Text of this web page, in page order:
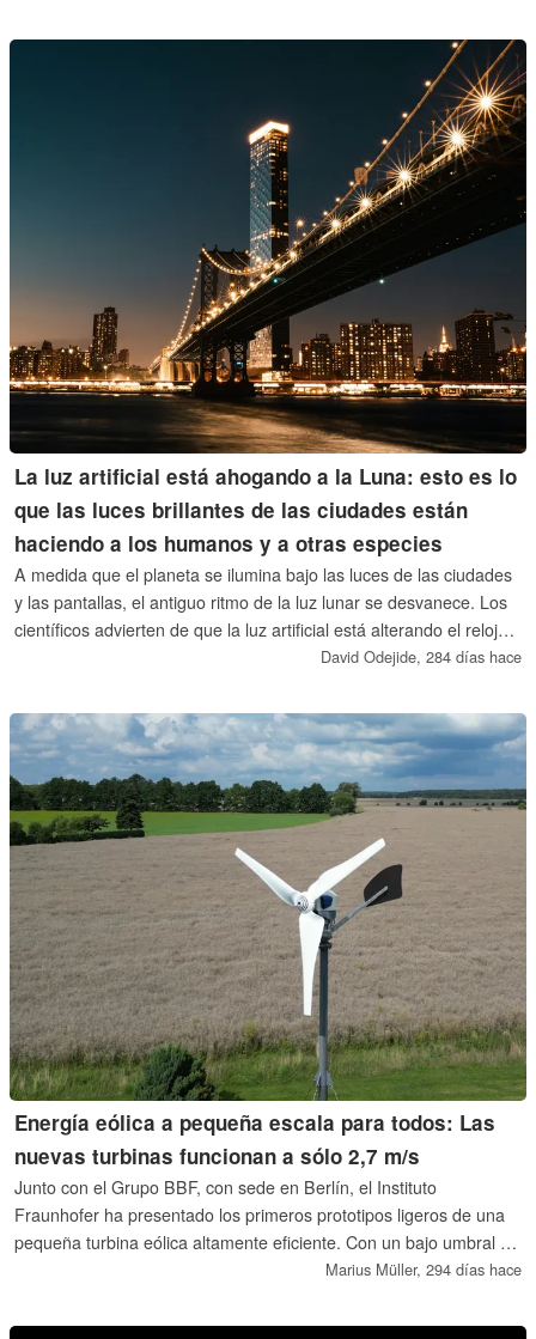
La luz artificial está ahogando a la Luna: esto es lo
que las luces brillantes de las ciudades están
haciendo a los humanos y a otras especies
A medida que el planeta se ilumina bajo las luces de las ciudades
y las pantallas, el antiguo ritmo de la luz lunar se desvanece. Los
científicos advierten de que la luz artificial está alterando el reloj
lunar que comparten los humanos, los corales y otras especies;
mundo natural.
David Odejide, 284 días hace
Energía eólica a pequeña escala para todos: Las
nuevas turbinas funcionan a sólo 2,7 m/s
Junto con el Grupo BBF, con sede en Berlín, el Instituto
Fraunhofer ha presentado los primeros prototipos ligeros de una
pequeña turbina eólica altamente eficiente. Con un bajo umbral de
arranque, las turbinas son muy adecuadas para zonas con vientos
hogares, empresas y lugares remotos.
Marius Müller, 294 días hace